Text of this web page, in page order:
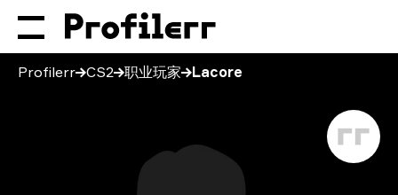
Profilerr CS2 职业玩家 Lacore